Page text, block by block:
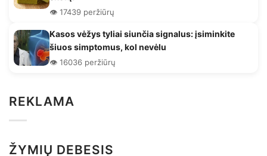
👁️ 17439 peržiūrų
Kasos vėžys tyliai siunčia signalus: įsiminkite
šiuos simptomus, kol nevėlu
👁️ 16036 peržiūrų
REKLAMA
ŽYMIŲ DEBESIS